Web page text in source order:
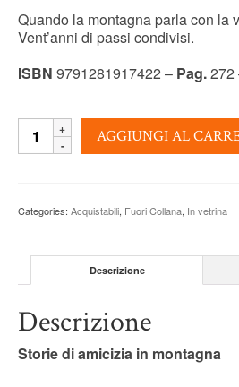
Quando la montagna parla con la
Vent’anni di passi condivisi.
ISBN 9791281917422 – Pag.272
LA
COMPAGNIA
Roberto
quantity
AGGIUNGI AL
Categories: Acquistabili, Fuori Collana, In vetrina
Descrizione
Descrizione
Storie di amicizia in montagna